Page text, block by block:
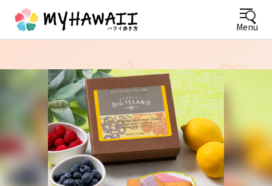
Menu